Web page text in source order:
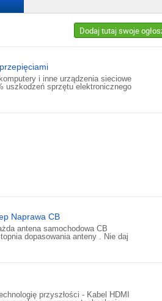
Dodaj tutaj swoje
i inne urządzenia sieciowe
uszkodzeń sprzętu elektronicznego
Naprawa CB
antena samochodowa CB
dopasowania anteny . Nie daj
przyszłości - Kabel HDMI